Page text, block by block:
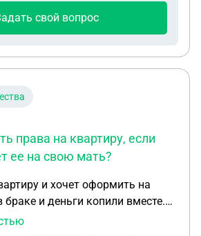
свой вопрос
права на квартиру, если
ее на свою мать?
и хочет оформить на
и деньги копили вместе.
нас причинам, на себя